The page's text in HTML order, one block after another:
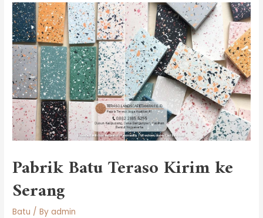
Pabrik Batu Teraso Kirim ke
Serang
Batu / Byadmin